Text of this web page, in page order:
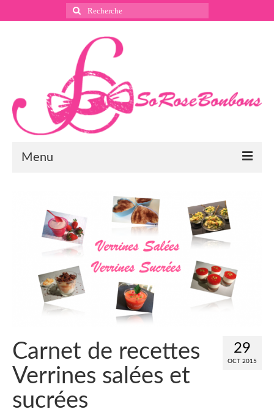
Rechercher
:
Menu
Instagram
Pinterest
Facebook
Liste
Aumônières Feuilletés Samoussas
Blinis Cakes
Salades Verrines
29
OCT 2015
Carnet de recettes
Verrines salées et
sucrées